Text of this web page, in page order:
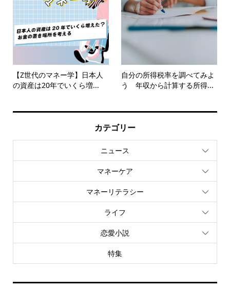
【Z世代のマネー学】日本人
の資産は20年でいくら増...
自分の所得税率を調べてみよ
う 年収から計算する所得...
カテゴリー
ニュース
マネーケア
マネーリテラシー
ライフ
恋愛小説
特集